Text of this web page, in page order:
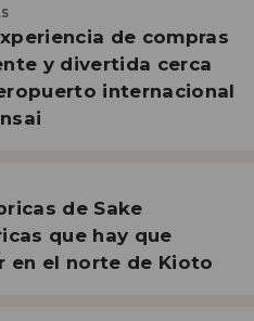
de compras
y divertida cerca
internacional
de Sake
que hay que
en el norte de Kioto